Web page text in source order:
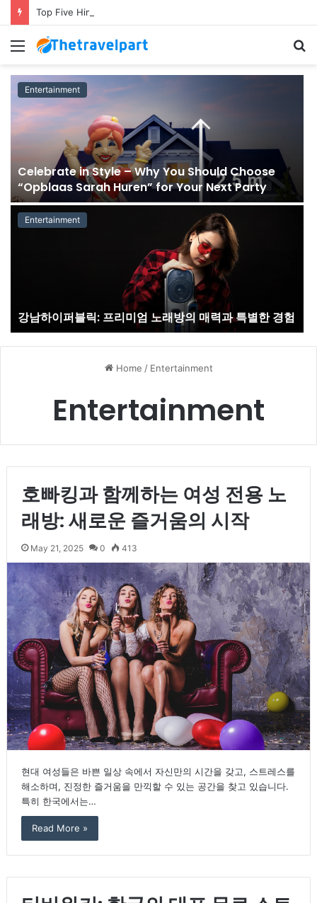
Menu
Entertainment
Celebrate in Style – Why You Should Choose
“Opblaas Sarah Huren” for Your Next Party
Entertainment
강남하이퍼블릭: 프리미엄 노래방의 매력과 특별한 경험
Home / Entertainment
Entertainment
호빠킹과 함께하는 여성 전용 노
래방: 새로운 즐거움의 시작
May 21, 2025 0 413
현대 여성들은 바쁜 일상 속에서 자신만의 시간을 갖고, 스트레스를
해소하며, 진정한 즐거움을 만끽할 수 있는 공간을 찾고 있습니다.
특히 한국에서는…
Read More »